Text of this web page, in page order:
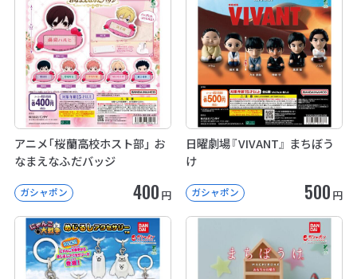
アニメ「桜蘭高校ホスト部」 お
なまえなふだバッジ
ガシャポン 400 円
日曜劇場『VIVANT』 まちぼう
け
ガシャポン 500 円